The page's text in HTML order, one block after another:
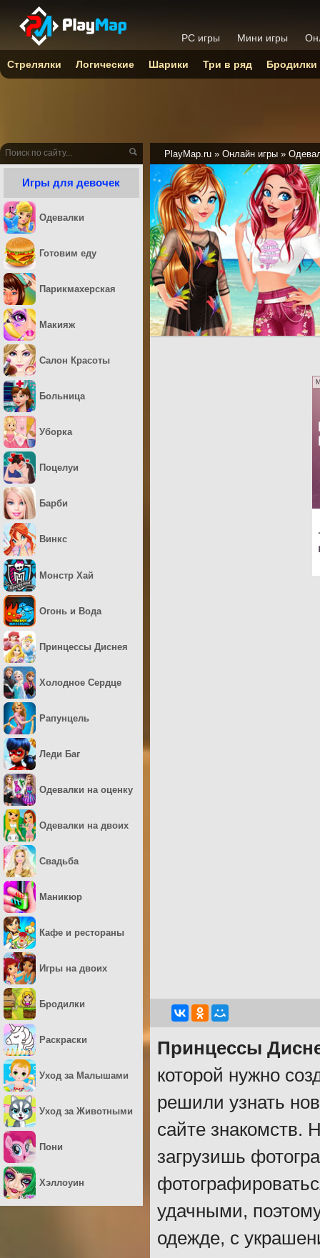
PlayMap.ru » Онлайн игры »
Принцессы
которой нужно
решили узнать
сайте знакомств.
загрузишь
удачными,
одежде, с
Игры для девочек
Одевалки
Готовим еду
Парикмахерская
Макияж
Салон Красоты
Больница
Уборка
Поцелуи
Барби
Винкс
Монстр Хай
Огонь и Вода
Принцессы Диснея
Холодное Сердце
Рапунцель
Леди Баг
Одевалки на оценку
Одевалки на двоих
Свадьба
Маникюр
Кафе и рестораны
Игры на двоих
Бродилки
Раскраски
Уход за Малышами
Уход за Животными
Пони
Хэллоуин
PC игры Мини игры
Стрелялки Логические Шарики Три в ряд Бродилки